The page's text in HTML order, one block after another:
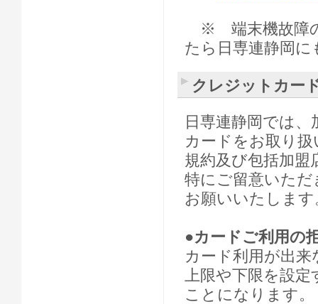
※ 端末機故障の
たら日専連静岡
クレジットカー
日専連静岡では
カードをお取り
規約及び包括加盟
特にご留意いた
お願いいたします
●カードご利用の
カード利用が出
上限や下限を設
ことになります。